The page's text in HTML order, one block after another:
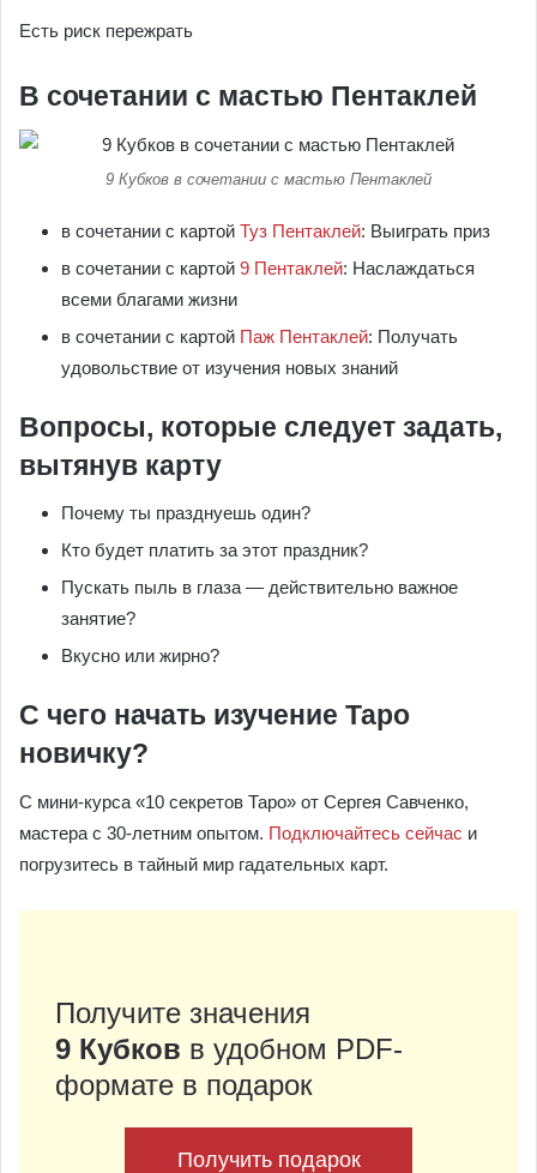
Есть риск пережрать
В сочетании с мастью Пентаклей
9 Кубков в сочетании с мастью Пентаклей
в сочетании с картой Туз Пентаклей: Выиграть приз
в сочетании с картой 9 Пентаклей: Наслаждаться
всеми благами жизни
в сочетании с картой Паж Пентаклей: Получать
удовольствие от изучения новых знаний
Вопросы, которые следует задать,
вытянув карту
Почему ты празднуешь один?
Кто будет платить за этот праздник?
Пускать пыль в глаза — действительно важное
занятие?
Вкусно или жирно?
С чего начать изучение Таро
новичку?
С мини-курса «10 секретов Таро» от Сергея Савченко,
мастера с 30-летним опытом. Подключайтесь сейчас и
погрузитесь в тайный мир гадательных карт.
Получите значения
9 Кубков в удобном PDF-
формате в подарок
Получить подарок